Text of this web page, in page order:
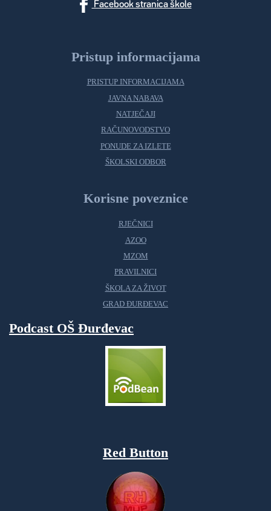
Facebook stranica škole
Pristup informacijama
PRISTUP INFORMACIJAMA
JAVNA NABAVA
NATJEČAJI
RAČUNOVODSTVO
PONUDE ZA IZLETE
ŠKOLSKI ODBOR
Korisne poveznice
RJEČNICI
AZOO
MZOM
PRAVILNICI
ŠKOLA ZA ŽIVOT
GRAD ĐURĐEVAC
Podcast OŠ Đurđevac
Red Button